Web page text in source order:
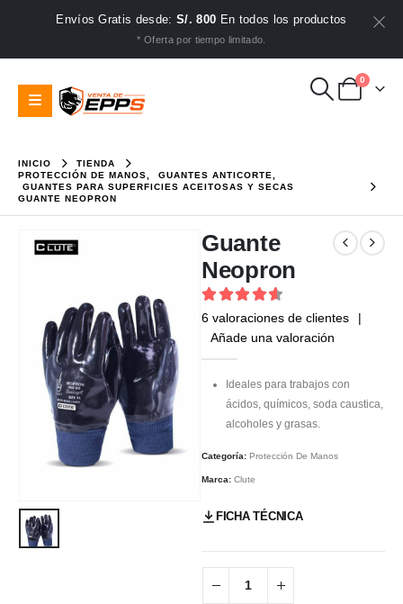
Envíos Gratis desde:S/. 800 En todos los productos
* Oferta por tiempo limitado.
0
INICIO
TIENDA
PROTECCIÓN DE MANOS
GUANTES ANTICORTE
GUANTES PARA SUPERFICIES ACEITOSAS Y SECAS
GUANTE NEOPRON
Guante
Neopron
4.67out of 5
6 valoraciones de clientes
|
Añade una valoración
Ideales para trabajos con
ácidos, químicos, soda caustica,
alcoholes y grasas.
Categoría: Protección De Manos
Marca: Clute
FICHA TÉCNICA